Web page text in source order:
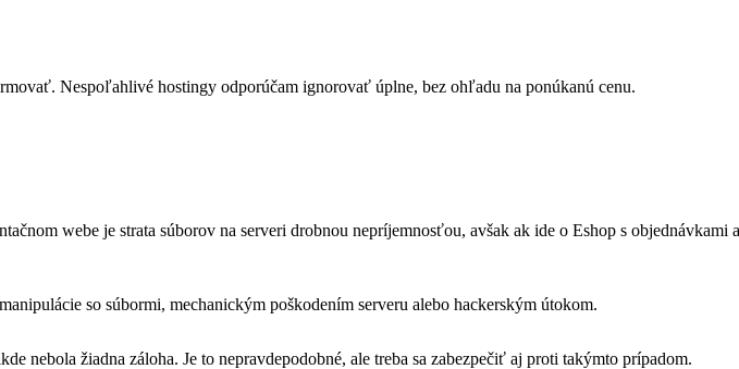
Nespoľahlivé hostingy odporúčam ignorovať úplne, bez ohľadu na ponúkanú cenu.
webe je strata súborov na serveri drobnou nepríjemnosťou, avšak ak ide o Eshop s objednávkami a
so súbormi, mechanickým poškodením serveru alebo hackerským útokom.
nebola žiadna záloha. Je to nepravdepodobné, ale treba sa zabezpečiť aj proti takýmto prípadom.